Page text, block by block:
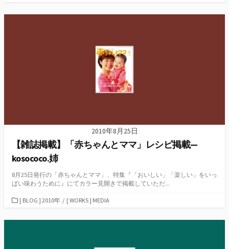
ゴ
2010年8月25日
【雑誌掲載】「赤ちゃんとママ」レシピ掲載—
kosococo.姉
8月25日発行の「赤ちゃんとママ」、特集『「おいしい」「楽しい」をいっ
ぱい味わうために』にてカラー見開きで掲載していただ...
カ
ゴ
[ BLOG ] 2010年 / [ WORKS ] MEDIA